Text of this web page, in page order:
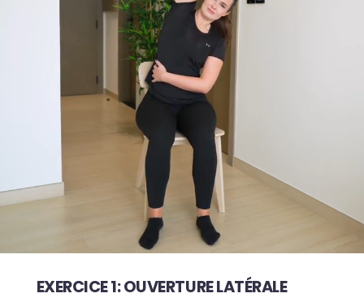
EXERCICE 1: OUVERTURE LATÉRALE